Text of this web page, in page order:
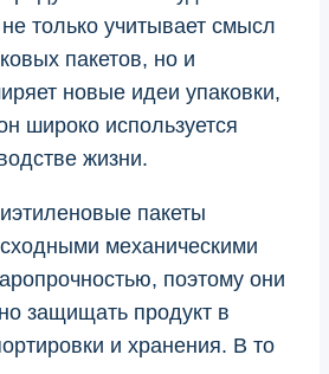
только учитывает смысл
пакетов, но и
новые идеи упаковки,
широко используется
жизни.
пакеты
механическими
поэтому они
защищать продукт в
и хранения. В то